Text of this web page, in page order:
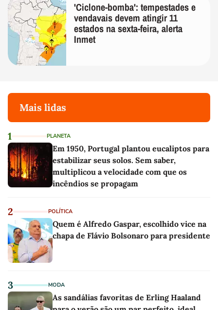
'Ciclone-bomba': tempestades e
vendavais devem atingir 11
estados na sexta-feira, alerta
Inmet
Mais lidas
1 PLANETA
Em 1950, Portugal plantou eucaliptos para
estabilizar seus solos. Sem saber,
multiplicou a velocidade com que os
incêndios se propagam
2 POLÍTICA
Quem é Alfredo Gaspar, escolhido vice na
chapa de Flávio Bolsonaro para presidente
3 MODA
As sandálias favoritas de Erling Haaland